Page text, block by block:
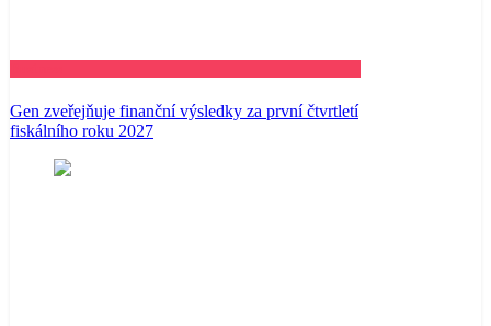
Gen zveřejňuje finanční výsledky za první čtvrtletí
fiskálního roku 2027